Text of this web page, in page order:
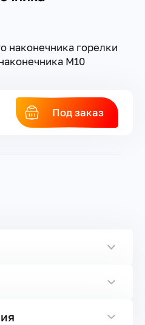
наконечника горелки
М10
Под заказ